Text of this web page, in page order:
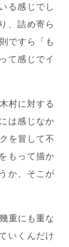
る感じでし
、詰め寄ら
ですら「も
て感じでイ
村に対する
は感じなか
を冒して不
もって描か
か、そこが
重にも重な
いくんだけ